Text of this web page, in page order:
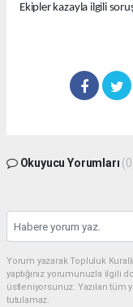
Ekipler kazayla ilgili
Okuyucu Yorumları
Yorum yazarak Topluluk
yaptığınız yorumunuzla ilgili
üstleniyorsunuz. Yazılan
tutulamaz.